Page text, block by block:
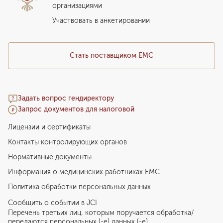
Подарочный сертификат EMC
Медицинский туризм
Стать поставщиком ЕМС
Задать вопрос гендиректору
Запрос документов для налоговой
организациями
Участвовать в анкетировании
Лицензии и сертификаты
Контакты контролирующих органов
Нормативные документы
Информация о медицинских работниках EMC
Политика обработки персональных данных
Сообщить о событии в JCI
Перечень третьих лиц, которым поручается обработка/